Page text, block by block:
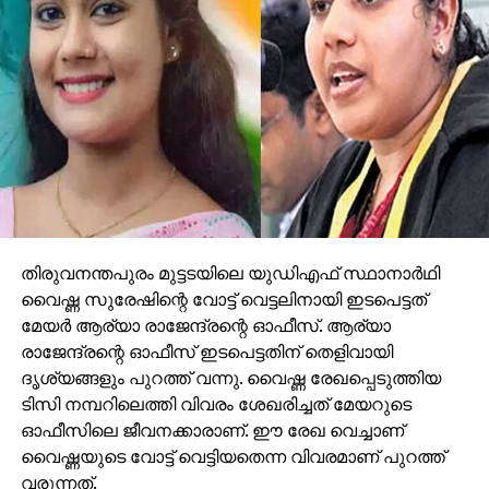
അന്വേഷണം എങ്ങിനെ ശരിയാകുമെന്ന് കോടതി
ചോദിച്ചു.
തിരുവനന്തപുരം മുട്ടടയിലെ യുഡിഎഫ് സ്ഥാനാര്‍ഥി
വൈഷ്ണ സുരേഷിന്റെ വോട്ട് വെട്ടലിനായി ഇടപെട്ടത്
മേയര്‍ ആര്യാ രാജേന്ദ്രന്റെ ഓഫീസ്. ആര്യാ
രാജേന്ദ്രന്റെ ഓഫീസ് ഇടപെട്ടതിന് തെളിവായി
ദൃശ്യങ്ങളും പുറത്ത് വന്നു. വൈഷ്ണ രേഖപ്പെടുത്തിയ
ടിസി നമ്പറിലെത്തി വിവരം ശേഖരിച്ചത് മേയറുടെ
ഓഫീസിലെ ജീവനക്കാരാണ്. ഈ രേഖ വെച്ചാണ്
വൈഷ്ണയുടെ വോട്ട് വെട്ടിയതെന്ന വിവരമാണ് പുറത്ത്
വരുന്നത്.